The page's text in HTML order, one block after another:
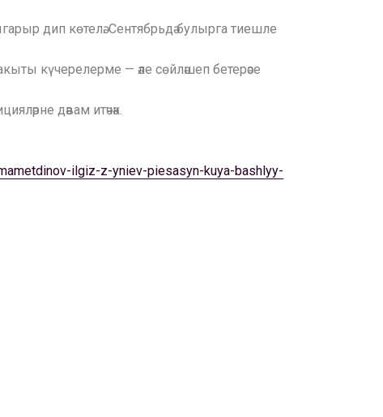
дип көтелә. Сентябрьдә булырга тиешле
күчерелерме — әле сөйләшеп бетерәсе
дәвам итәчәк.
ilgiz-z-yniev-piesasyn-kuya-bashlyy-